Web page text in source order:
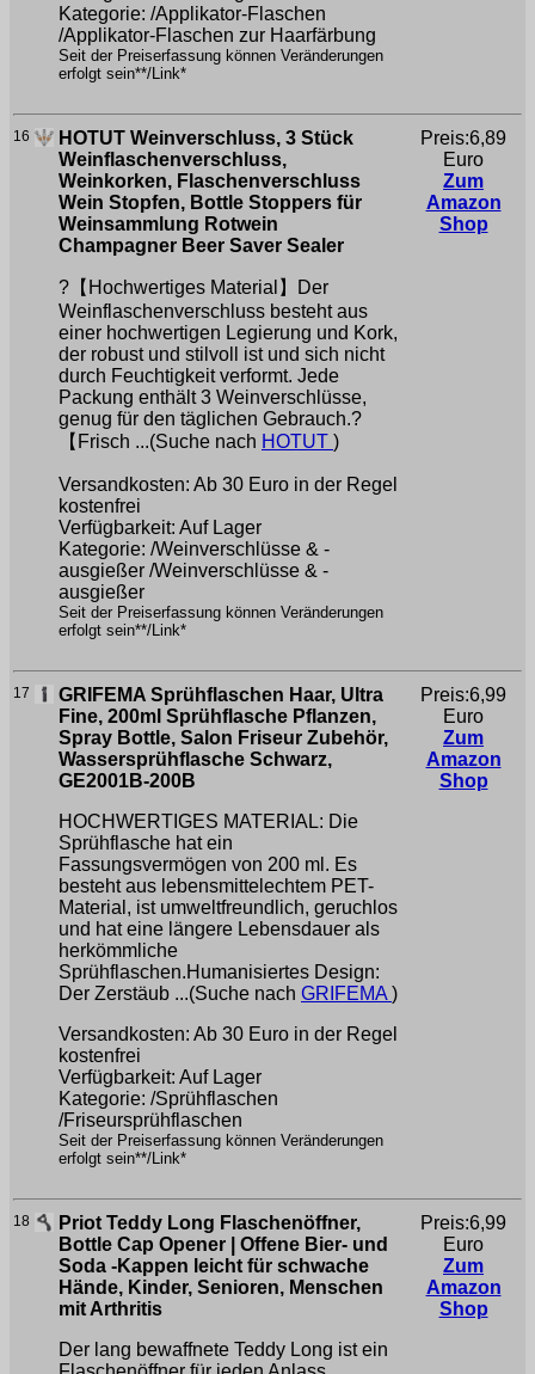
Kategorie: /Applikator-Flaschen
/Applikator-Flaschen zur Haarfärbung
Seit der Preiserfassung können Veränderungen
erfolgt sein**/Link*
16
HOTUT Weinverschluss, 3 Stück
Weinflaschenverschluss,
Weinkorken, Flaschenverschluss
Wein Stopfen, Bottle Stoppers für
Weinsammlung Rotwein
Champagner Beer Saver Sealer
?【Hochwertiges Material】Der
Weinflaschenverschluss besteht aus
einer hochwertigen Legierung und Kork,
der robust und stilvoll ist und sich nicht
durch Feuchtigkeit verformt. Jede
Packung enthält 3 Weinverschlüsse,
genug für den täglichen Gebrauch.?
【Frisch ...(Suche nach HOTUT )
Versandkosten: Ab 30 Euro in der Regel
kostenfrei
Verfügbarkeit: Auf Lager
Kategorie: /Weinverschlüsse & -
ausgießer /Weinverschlüsse & -
ausgießer
Seit der Preiserfassung können Veränderungen
erfolgt sein**/Link*
Preis:6,89
Euro
Zum
Amazon
Shop
17
GRIFEMA Sprühflaschen Haar, Ultra
Fine, 200ml Sprühflasche Pflanzen,
Spray Bottle, Salon Friseur Zubehör,
Wassersprühflasche Schwarz,
GE2001B-200B
HOCHWERTIGES MATERIAL: Die
Sprühflasche hat ein
Fassungsvermögen von 200 ml. Es
besteht aus lebensmittelechtem PET-
Material, ist umweltfreundlich, geruchlos
und hat eine längere Lebensdauer als
herkömmliche
Sprühflaschen.Humanisiertes Design:
Der Zerstäub ...(Suche nach GRIFEMA )
Versandkosten: Ab 30 Euro in der Regel
kostenfrei
Verfügbarkeit: Auf Lager
Kategorie: /Sprühflaschen
/Friseursprühflaschen
Seit der Preiserfassung können Veränderungen
erfolgt sein**/Link*
Preis:6,99
Euro
Zum
Amazon
Shop
18
Priot Teddy Long Flaschenöffner,
Bottle Cap Opener | Offene Bier- und
Soda -Kappen leicht für schwache
Hände, Kinder, Senioren, Menschen
mit Arthritis
Der lang bewaffnete Teddy Long ist ein
Preis:6,99
Euro
Zum
Amazon
Shop